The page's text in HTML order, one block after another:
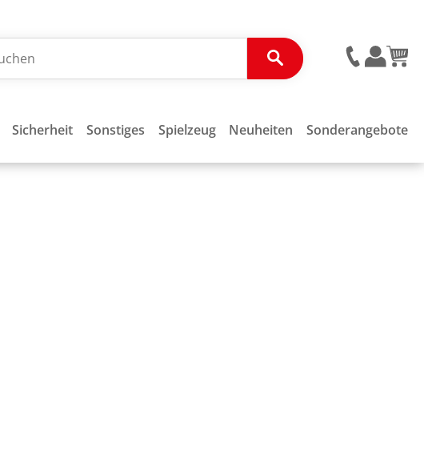
Sicherheit Sonstiges Spielzeug Neuheiten Sonderangebote